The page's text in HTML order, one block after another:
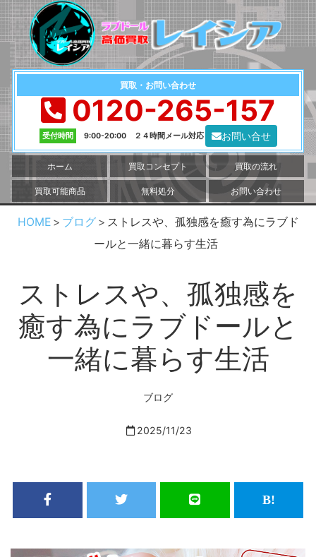
買取・お問い合わせ
0120-265-157
受付時間 9:00-20:00 ２４時間メール対応 お問い合せ
ホーム 買取コンセプト 買取の流れ
買取可能商品 無料処分 お問い合わせ
HOME ブログ
ストレスや、孤独感を癒す為にラブド
ールと一緒に暮らす生活
ストレスや、孤独感を
癒す為にラブドールと
一緒に暮らす生活
ブログ
2025/11/23